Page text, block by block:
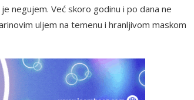
negujem. Već skoro godinu i po dana ne
uljem na temenu i hranljivom maskom